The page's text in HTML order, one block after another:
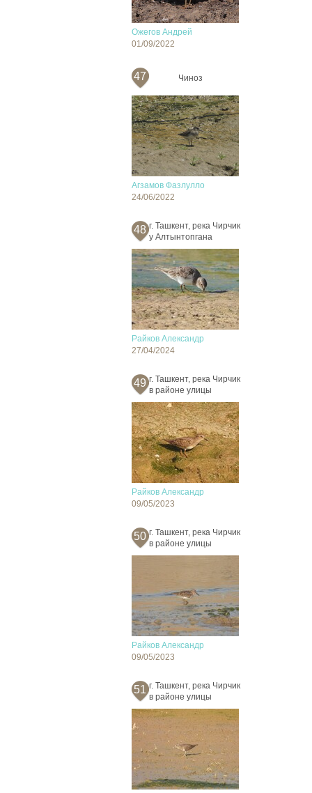
Ожегов Андрей
01/09/2022
47 Чиноз
Агзамов Фазлулло
24/06/2022
48 г. Ташкент, река Чирчик
у Алтынтопгана
Райков Александр
27/04/2024
49 г. Ташкент, река Чирчик
в районе улицы
Райков Александр
09/05/2023
50 г. Ташкент, река Чирчик
в районе улицы
Райков Александр
09/05/2023
51 г. Ташкент, река Чирчик
в районе улицы